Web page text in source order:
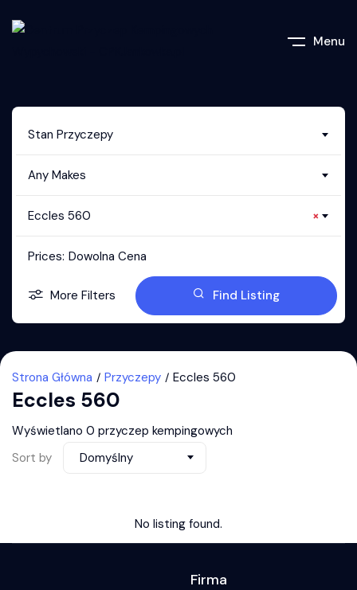
Menu
Stan Przyczepy
Any Makes
×
Eccles 560
Prices: Dowolna Cena
More Filters Find Listing
Strona Główna Przyczepy Eccles 560
Eccles 560
Wyświetlano 0 przyczep kempingowych
Sort by
Domyślny
No listing found.
Firma